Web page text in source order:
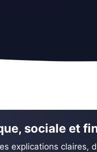
sociale et
explications claires,